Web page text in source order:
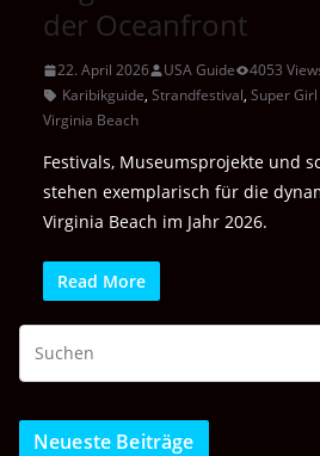
der Oceanfront
22. April 2026 USA Guide
4053
Karibikguide, Strandfestival, Super
Virginia Beach
Festivals, Museumsprojekte und
stehen exemplarisch für die
Virginia Beach im Jahr 2026.
Read More
Neueste Beiträge